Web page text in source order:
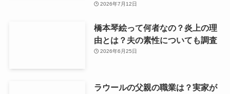
2026年7月12日
橋本琴絵って何者なの？炎上の理
由とは？夫の素性についても調査
2026年6月25日
ラウールの父親の職業は？実家が